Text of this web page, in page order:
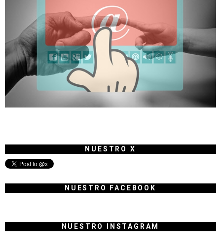
NUESTRO X
NUESTRO FACEBOOK
NUESTRO INSTAGRAM